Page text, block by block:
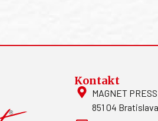
Kontakt
MAGNET
851 04